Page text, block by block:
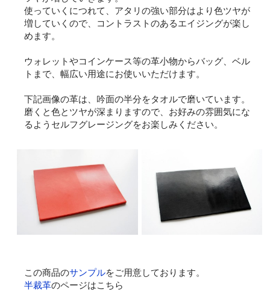
使っていくにつれて、アタリの強い部分はより色ツヤが
増していくので、コントラストのあるエイジングが楽し
めます。
ウォレットやコインケース等の革小物からバッグ、ベル
トまで、幅広い用途にお使いいただけます。
下記画像の革は、吟面の半分をタオルで磨いています。
磨くと色とツヤが深まりますので、お好みの雰囲気にな
るようセルフグレージングをお楽しみください。
この商品のサンプルをご用意しております。
半裁革のページはこちら